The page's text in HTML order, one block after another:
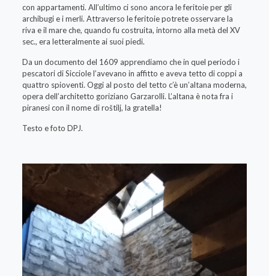
con appartamenti. All’ultimo ci sono ancora le feritoie per gli
archibugi e i merli. Attraverso le feritoie potrete osservare la
riva e il mare che, quando fu costruita, intorno alla metà del XV
sec., era letteralmente ai suoi piedi.
Da un documento del 1609 apprendiamo che in quel periodo i
pescatori di Sicciole l’avevano in affitto e aveva tetto di coppi a
quattro spioventi. Oggi al posto del tetto c’è un’altana moderna,
opera dell’architetto goriziano Garzarolli. L’altana è nota fra i
piranesi con il nome di roštilj, la gratella!
Testo e foto DPJ.